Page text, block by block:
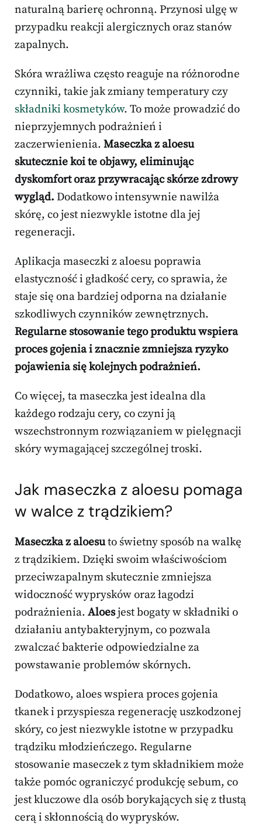
naturalną barierę ochronną. Przynosi ulgę w
przypadku reakcji alergicznych oraz stanów
zapalnych.
Skóra wrażliwa często reaguje na różnorodne
czynniki, takie jak zmiany temperatury czy
składniki kosmetyków. To może prowadzić do
nieprzyjemnych podrażnień i
zaczerwienienia. Maseczka z aloesu
skutecznie koi te objawy, eliminując
dyskomfort oraz przywracając skórze zdrowy
wygląd. Dodatkowo intensywnie nawilża
skórę, co jest niezwykle istotne dla jej
regeneracji.
Aplikacja maseczki z aloesu poprawia
elastyczność i gładkość cery, co sprawia, że
staje się ona bardziej odporna na działanie
szkodliwych czynników zewnętrznych.
Regularne stosowanie tego produktu wspiera
proces gojenia i znacznie zmniejsza ryzyko
pojawienia się kolejnych podrażnień.
Co więcej, ta maseczka jest idealna dla
każdego rodzaju cery, co czyni ją
wszechstronnym rozwiązaniem w pielęgnacji
skóry wymagającej szczególnej troski.
Jak maseczka z aloesu pomaga
w walce z trądzikiem?
Maseczka z aloesuto świetny sposób na walkę
z trądzikiem. Dzięki swoim właściwościom
przeciwzapalnym skutecznie zmniejsza
widoczność wyprysków oraz łagodzi
podrażnienia. Aloesjest bogaty w składniki o
działaniu antybakteryjnym, co pozwala
zwalczać bakterie odpowiedzialne za
powstawanie problemów skórnych.
Dodatkowo, aloes wspiera proces gojenia
tkanek i przyspiesza regenerację uszkodzonej
skóry, co jest niezwykle istotne w przypadku
trądziku młodzieńczego. Regularne
stosowanie maseczek z tym składnikiem może
także pomóc ograniczyć produkcję sebum, co
jest kluczowe dla osób borykających się z tłustą
cerą i skłonnością do wyprysków.